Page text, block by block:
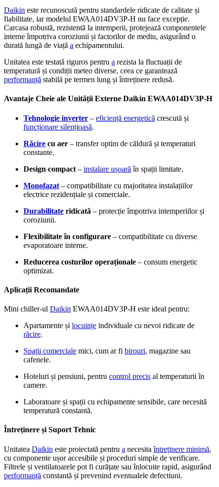
Daikin este recunoscută pentru standardele ridicate de calitate și
fiabilitate, iar modelul EWAA014DV3P-H nu face excepție.
Carcasa robustă, rezistentă la intemperii, protejează componentele
interne împotriva coroziunii și factorilor de mediu, asigurând o
durată lungă de viață a echipamentului.
Unitatea este testată riguros pentru a rezista la fluctuații de
temperatură și condiții meteo diverse, ceea ce garantează
performanță stabilă pe termen lung și întreținere redusă.
Avantaje Cheie ale Unității Externe Daikin EWAA014DV3P-H
Tehnologie inverter – eficiență energetică crescută și
funcționare silențioasă.
Răcire cu aer – transfer optim de căldură și temperaturi
constante.
Design compact – instalare ușoară în spații limitate.
Monofazat – compatibilitate cu majoritatea instalațiilor
electrice rezidențiale și comerciale.
Durabilitate ridicată – protecție împotriva intemperiilor și
coroziunii.
Flexibilitate în configurare – compatibilitate cu diverse
evaporatoare interne.
Reducerea costurilor operaționale – consum energetic
optimizat.
Aplicații Recomandate
Mini chiller-ul Daikin EWAA014DV3P-H este ideal pentru:
Apartamente și locuințe individuale cu nevoi ridicate de
răcire.
Spații comerciale mici, cum ar fi birouri, magazine sau
cafenele.
Hoteluri și pensiuni, pentru control precis al temperaturii în
camere.
Laboratoare și spații cu echipamente sensibile, care necesită
temperatură constantă.
Întreținere și Suport Tehnic
Unitatea Daikin este proiectată pentru a necesitaîntreținere minimă,
cu componente ușor accesibile și proceduri simple de verificare.
Filtrele și ventilatoarele pot fi curățate sau înlocuite rapid, asigurând
performanță constantă și prevenind eventualele defectiuni.